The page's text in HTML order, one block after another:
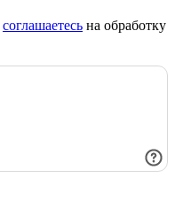
соглашаетесь на обработку